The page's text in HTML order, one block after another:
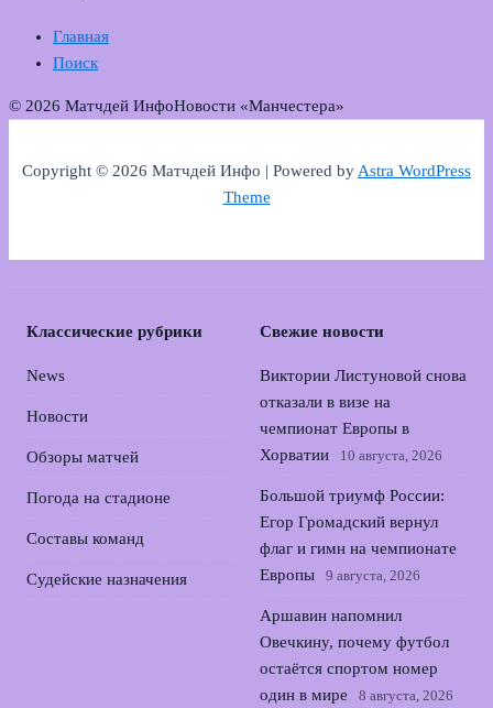
Главная
Поиск
© 2026 Матчдей ИнфоНовости «Манчестера»
Copyright © 2026 Матчдей Инфо | Powered byAstra WordPress
Theme
Классические рубрики
News
Новости
Обзоры матчей
Погода на стадионе
Составы команд
Судейские назначения
Свежие новости
Виктории Листуновой снова
отказали в визе на
чемпионат Европы в
Хорватии
10 августа, 2026
Большой триумф России:
Егор Громадский вернул
флаг и гимн на чемпионате
Европы
9 августа, 2026
Аршавин напомнил
Овечкину, почему футбол
остаётся спортом номер
один в мире
8 августа, 2026